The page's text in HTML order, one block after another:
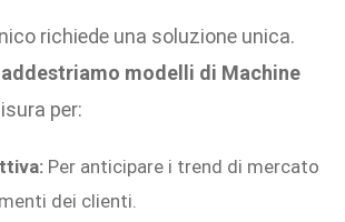
richiede una soluzione unica.
addestriamo modelli di Machine
per:
Per anticipare i trend di mercato
dei clienti.